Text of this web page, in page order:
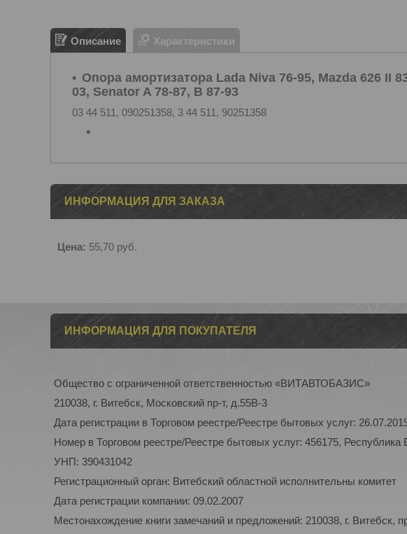
Описание Характеристики
Опора амортизатора Lada Niva 76-95, Mazda 626 II
03, Senator A 78-87, B 87-93
03 44 511, 090251358, 3 44 511, 90251358
ИНФОРМАЦИЯ ДЛЯ ЗАКАЗА
Цена: 55,70 руб.
ИНФОРМАЦИЯ ДЛЯ ПОКУПАТЕЛЯ
Общество с ограниченной ответственностью «ВИТАВТОБАЗИС»
210038, г. Витебск, Московский пр-т, д.55В-3
Дата регистрации в Торговом реестре/Реестре бытовых услуг:
Номер в Торговом реестре/Реестре бытовых услуг: 456175, Республика
УНП: 390431042
Регистрационный орган: Витебский областной исполнительны комитет
Дата регистрации компании: 09.02.2007
Местонахождение книги замечаний и предложений: 210038, г. Витебск,